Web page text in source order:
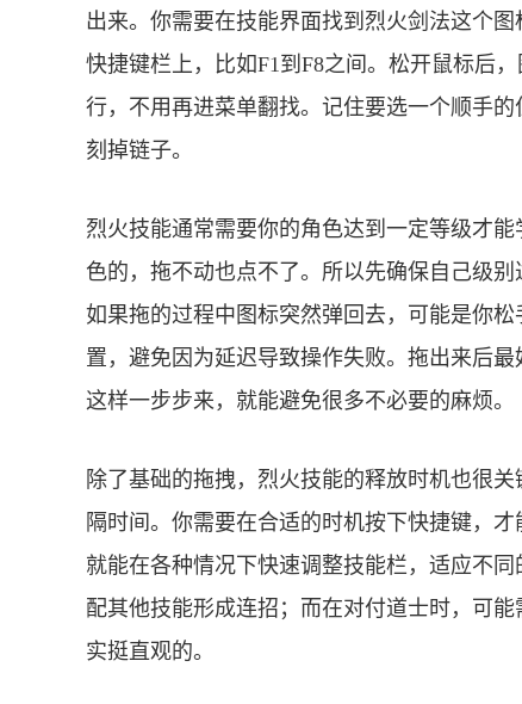
出来。你需要在技能界面找到烈火剑法这个
快捷键栏上，比如F1到F8之间。松开鼠标后
行，不用再进菜单翻找。记住要选一个顺手
刻掉链子。
烈火技能通常需要你的角色达到一定等级才
色的，拖不动也点不了。所以先确保自己级
如果拖的过程中图标突然弹回去，可能是你
置，避免因为延迟导致操作失败。拖出来后
这样一步步来，就能避免很多不必要的麻烦。
除了基础的拖拽，烈火技能的释放时机也很
隔时间。你需要在合适的时机按下快捷键，
就能在各种情况下快速调整技能栏，适应不
配其他技能形成连招；而在对付道士时，可
实挺直观的。